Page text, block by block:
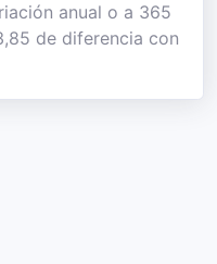
anual o a 365
de diferencia con